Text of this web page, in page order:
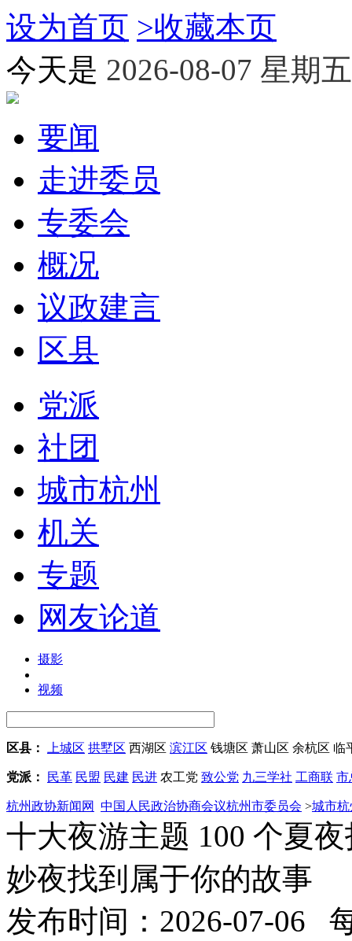
设为首页 >收藏本页
今天是 2026-08-07 星期五
要闻
走进委员
专委会
概况
议政建言
区县
党派
社团
城市杭州
机关
专题
网友论道
摄影
视频
区县： 上城区 拱墅区 西湖区 滨江区 钱塘区 萧山区 余杭区 临
党派： 民革 民盟 民建 民进 农工党 致公党 九三学社 工商联 市
杭州政协新闻网 中国人民政治协商会议杭州市委员会 >城市杭
十大夜游主题 100 个夏
妙夜找到属于你的故事
发布时间：2026-07-06